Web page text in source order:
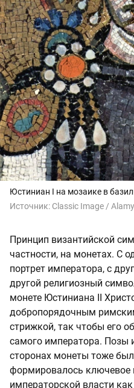
Юстиниан I на мозаике в
Источник: Classic Image /
Принцип византийской
частности, на монетах. С
портрет императора, с
другой религиозный
монете Юстиниана II
добропорядочным
стрижкой, так чтобы его
самого императора. Позы
сторонах монеты тоже
формировалось ключевое
императорской власти